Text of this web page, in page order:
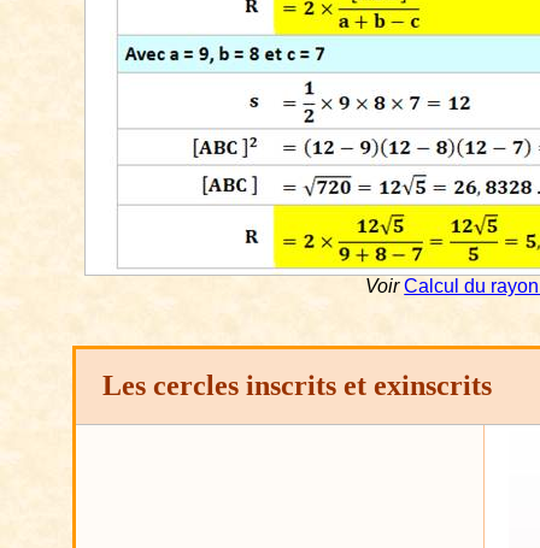
Voir Calcul du
Les cercles inscrits et exinscrits